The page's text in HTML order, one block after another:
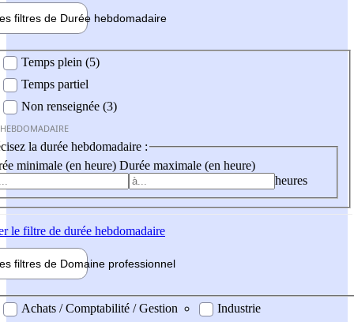
filtres de Durée hebdomadaire
Temps plein (5)
Temps partiel
Non renseignée (3)
la durée hebdomadaire :
minimale (en heure) Durée maximale (en heure)
heures
le filtre de durée hebdomadaire
filtres de Domaine professionnel
professionel
Achats / Comptabilité / Gestion
Industrie